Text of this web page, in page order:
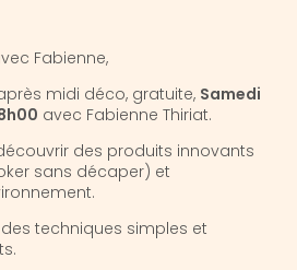
Fabienne,
midi déco, gratuite, Samedi
avec Fabienne Thiriat.
des produits innovants
sans décaper) et
techniques simples et